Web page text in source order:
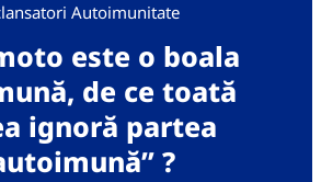
Autoimunitate
este o boala
de ce toată
ignoră partea
?